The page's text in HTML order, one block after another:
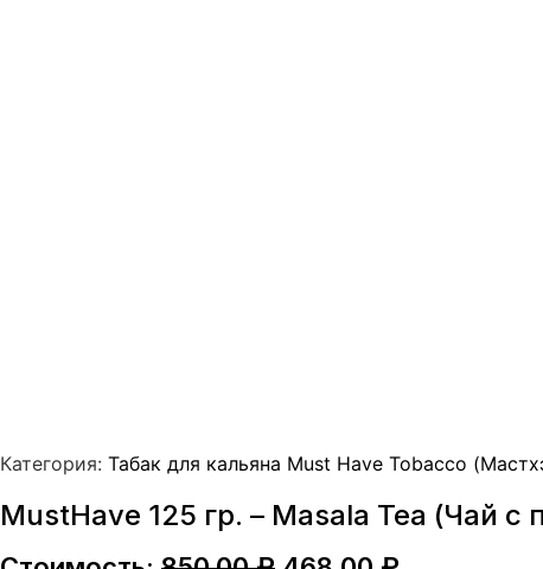
Категория: Табак для кальяна Must Have Tobacco
MustHave 125 гр. – Masala Tea (Чай с